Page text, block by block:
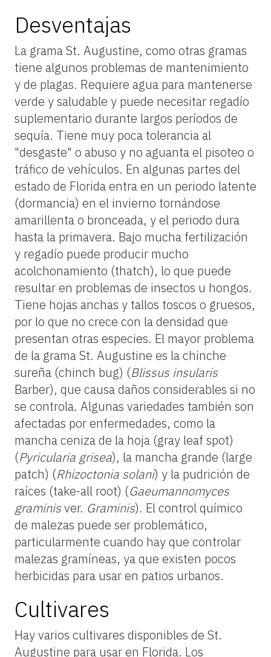
Desventajas
La grama St. Augustine, como otras gramas
tiene algunos problemas de mantenimiento
y de plagas. Requiere agua para mantenerse
verde y saludable y puede necesitar regadío
suplementario durante largos períodos de
sequía. Tiene muy poca tolerancia al
"desgaste" o abuso y no aguanta el pisoteo o
tráfico de vehículos. En algunas partes del
estado de Florida entra en un periodo latente
(dormancia) en el invierno tornándose
amarillenta o bronceada, y el periodo dura
hasta la primavera. Bajo mucha fertilización
y regadío puede producir mucho
acolchonamiento (thatch), lo que puede
resultar en problemas de insectos u hongos.
Tiene hojas anchas y tallos toscos o gruesos,
por lo que no crece con la densidad que
presentan otras especies. El mayor problema
de la grama St. Augustine es la chinche
sureña (chinch bug) (Blissus insularis
Barber), que causa daños considerables si no
se controla. Algunas variedades también son
afectadas por enfermedades, como la
mancha ceniza de la hoja (gray leaf spot)
(Pyricularia grisea), la mancha grande (large
patch) (Rhizoctonia solani) y la pudrición de
raíces (take-all root) (Gaeumannomyces
graminisver. Graminis). El control químico
de malezas puede ser problemático,
particularmente cuando hay que controlar
malezas gramíneas, ya que existen pocos
herbicidas para usar en patios urbanos.
Cultivares
Hay varios cultivares disponibles de St.
Augustine para usar en Florida. Los